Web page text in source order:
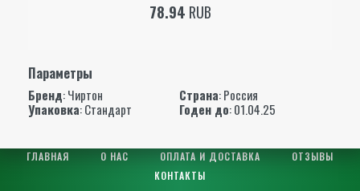
78.94 RUB
Параметры
Бренд:Чиртон Страна: Россия
Упаковка: Стандарт Годен до: 01.04.25
ГЛАВНАЯ О НАС ОПЛАТА И ДОСТАВКА
ОТЗЫВЫ
КОНТАКТЫ